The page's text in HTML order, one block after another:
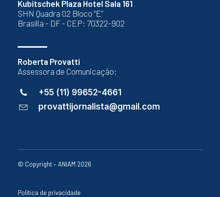
Kubitschek Plaza Hotel Sala 161
SHN Quadra 02 Bloco “E”
Brasília - DF - CEP: 70322-902
Roberta Provatti
Assessora de Comunicação:
+55 (11) 99652-4661
provattijornalista@gmail.com
© Copyright – ANIAM 2026
Política de privacidade